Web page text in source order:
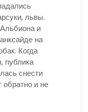
львы.
и
на
Когда
публика
снести
обратно и не